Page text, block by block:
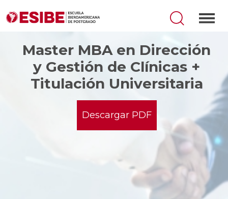
Master MBA en Dirección
y Gestión de Clínicas +
Titulación Universitaria
Descargar PDF